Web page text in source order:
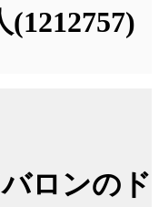
(1212757)
ロンのド